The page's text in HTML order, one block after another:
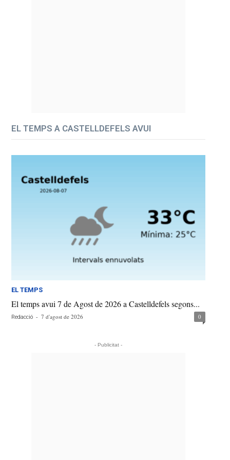
EL TEMPS A CASTELLDEFELS AVUI
EL TEMPS
El temps avui 7 de Agost de 2026 a Castelldefels segons...
Redacció - 7 d'agost de 2026 0
- Publicitat -